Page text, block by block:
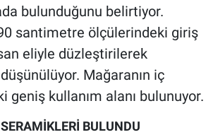
bulunduğunu belirtiyor.
santimetre ölçülerindeki giriş
eliyle düzleştirilerek
Mağaranın iç
geniş kullanım alanı bulunuyor.
BULUNDU